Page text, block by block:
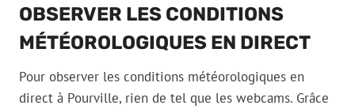
OBSERVER LES CONDITIONS
MÉTÉOROLOGIQUES EN DIRECT
Pour observer les conditions météorologiques en
direct à Pourville, rien de tel que les webcams. Grâce